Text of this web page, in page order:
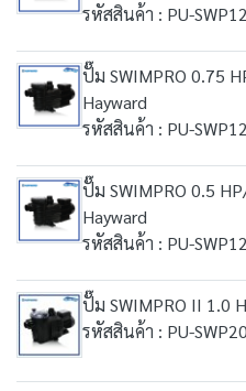
รหัสสินค้า : PU-
ปั๊ม SWIMPRO 0.75
Hayward
รหัสสินค้า : PU-
ปั๊ม SWIMPRO 0.5
Hayward
รหัสสินค้า : PU-
ปั๊ม SWIMPRO II 1.0
รหัสสินค้า : PU-